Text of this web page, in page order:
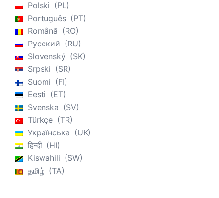
Polski
PL
Português
PT
Română
RO
Русский
RU
Slovenský
SK
Srpski
SR
Suomi
FI
Eesti
ET
Svenska
SV
Türkçe
TR
Українська
UK
हिन्दी
HI
Kiswahili
SW
தமிழ்
TA